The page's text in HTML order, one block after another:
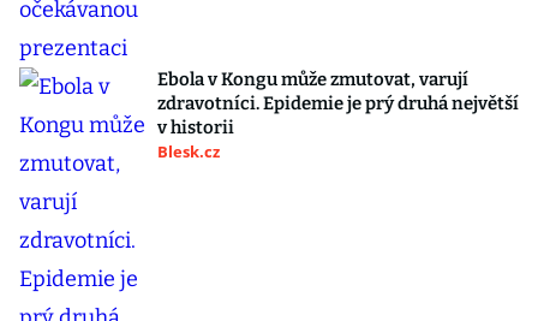
Ebola v Kongu může zmutovat, varují
zdravotníci. Epidemie je prý druhá největší
v historii
Blesk.cz